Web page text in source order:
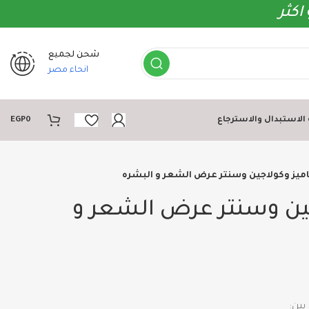
اكثر
شحن لجميع
انحاء مصر
والاسترجاع EGP0
وكولاجين وسنتر عرض الشعر و البشره
وسنتر عرض الشعر و